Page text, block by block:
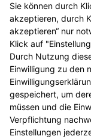
©
Sie können durch
akzeptieren, durch
akzeptieren“ nur
Klick auf
Durch Nutzung
Einwilligung zu den
gespeichert, um
müssen und die
Verpflichtung
Einstellungen